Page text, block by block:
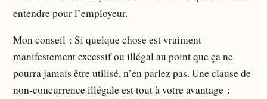
entendre pour l’employeur.
Mon conseil : Si quelque chose est vraiment
manifestement excessif ou illégal au point que ça ne
pourra jamais être utilisé, n’en parlez pas. Une clause de
non-concurrence illégale est tout à votre avantage :